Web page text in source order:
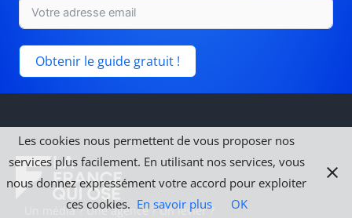
Obtenir le guide gratuit !
Un média ? Une agence ? Un levier ?
Les cookies nous permettent de vous proposer nos
services plus facilement. En utilisant nos services, vous
nous donnez expressément votre accord pour exploiter
ces cookies. En savoir plus OK